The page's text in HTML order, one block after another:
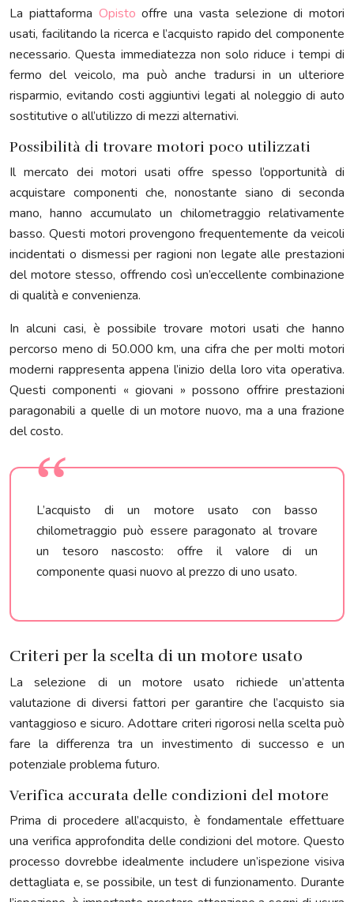
La piattaforma Opistooffre una vasta selezione di motori
usati, facilitando la ricerca e l’acquisto rapido del componente
necessario. Questa immediatezza non solo riduce i tempi di
fermo del veicolo, ma può anche tradursi in un ulteriore
risparmio, evitando costi aggiuntivi legati al noleggio di auto
sostitutive o all’utilizzo di mezzi alternativi.
Possibilità di trovare motori poco utilizzati
Il mercato dei motori usati offre spesso l’opportunità di
acquistare componenti che, nonostante siano di seconda
mano, hanno accumulato un chilometraggio relativamente
basso. Questi motori provengono frequentemente da veicoli
incidentati o dismessi per ragioni non legate alle prestazioni
del motore stesso, offrendo così un’eccellente combinazione
di qualità e convenienza.
In alcuni casi, è possibile trovare motori usati che hanno
percorso meno di 50.000 km, una cifra che per molti motori
moderni rappresenta appena l’inizio della loro vita operativa.
Questi componenti « giovani » possono offrire prestazioni
paragonabili a quelle di un motore nuovo, ma a una frazione
del costo.
L’acquisto di un motore usato con basso
chilometraggio può essere paragonato al trovare
un tesoro nascosto: offre il valore di un
componente quasi nuovo al prezzo di uno usato.
Criteri per la scelta di un motore usato
La selezione di un motore usato richiede un’attenta
valutazione di diversi fattori per garantire che l’acquisto sia
vantaggioso e sicuro. Adottare criteri rigorosi nella scelta può
fare la differenza tra un investimento di successo e un
potenziale problema futuro.
Verifica accurata delle condizioni del motore
Prima di procedere all’acquisto, è fondamentale effettuare
una verifica approfondita delle condizioni del motore. Questo
processo dovrebbe idealmente includere un’ispezione visiva
dettagliata e, se possibile, un test di funzionamento. Durante